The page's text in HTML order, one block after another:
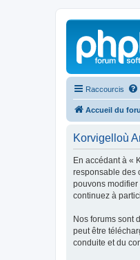
Raccourcis
Accueil du
Korvigelloù
En accédant à «
responsable des
pouvons modifier
continuez à
Nos forums sont
peut être
conduite et du